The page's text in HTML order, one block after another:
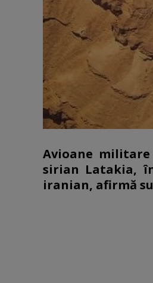
Avioane
sirian Latakia,
iranian, afirmă